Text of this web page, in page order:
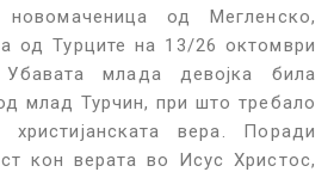
од Мегленско,
од Турците на 13/26 октомври
млада девојка била
млад Турчин, при што требало
вера. Поради
кон верата во Исус Христос,